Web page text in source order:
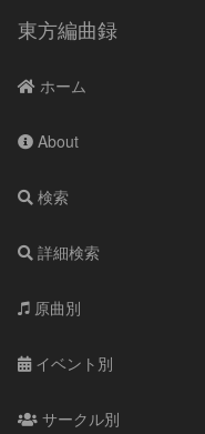
東方編曲録
ホーム
About
検索
詳細検索
原曲別
イベント別
サークル別